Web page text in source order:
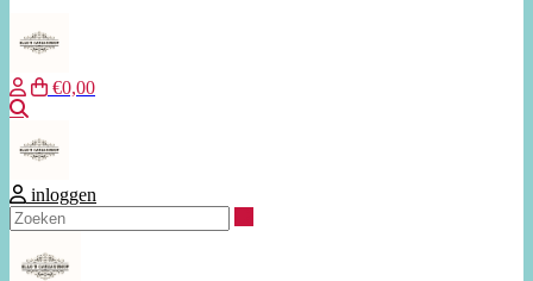
€0,00
inloggen